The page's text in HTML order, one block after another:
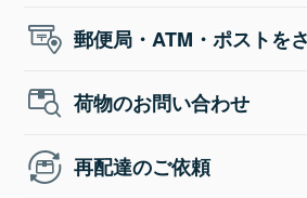
郵便局・ATM・ポストを
荷物のお問い合わせ
再配達のご依頼